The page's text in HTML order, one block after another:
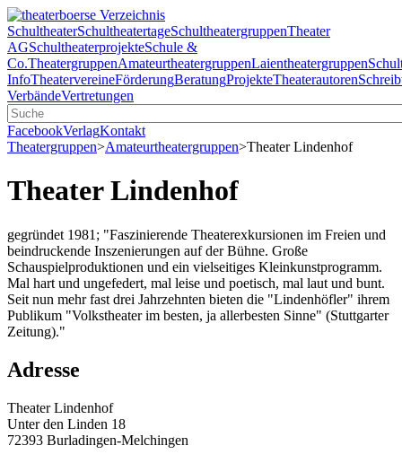
SchultheaterSchultheatertageSchultheatergruppenTheater
AGSchultheaterprojekteSchule &
Co.TheatergruppenAmateurtheatergruppenLaientheatergruppen
InfoTheatervereineFörderungBeratungProjekteTheaterautoren
VerbändeVertretungen
FacebookVerlagKontakt
Theatergruppen>Amateurtheatergruppen>Theater Lindenhof
Theater Lindenhof
gegründet 1981; "Faszinierende Theaterexkursionen im Freien und
beindruckende Inszenierungen auf der Bühne. Große
Schauspielproduktionen und ein vielseitiges Kleinkunstprogramm.
Mal hart und ungefedert, mal leise und poetisch, mal laut und bunt.
Seit nun mehr fast drei Jahrzehnten bieten die "Lindenhöfler" ihrem
Publikum "Volkstheater im besten, ja allerbesten Sinne" (Stuttgarter
Zeitung)."
Adresse
Theater Lindenhof
Unter den Linden 18
72393 Burladingen-Melchingen